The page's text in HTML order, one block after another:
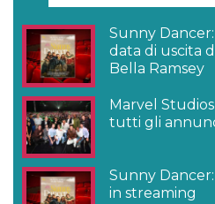
Sunny
data di uscita
Bella Ramsey
Marvel Studios
tutti gli
Sunny
in streaming